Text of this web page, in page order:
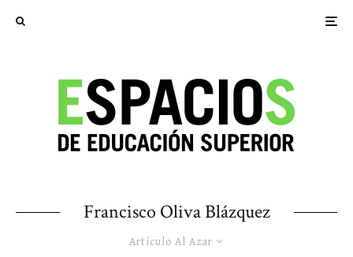
Francisco Oliva Blázquez
Artículo Al Azar